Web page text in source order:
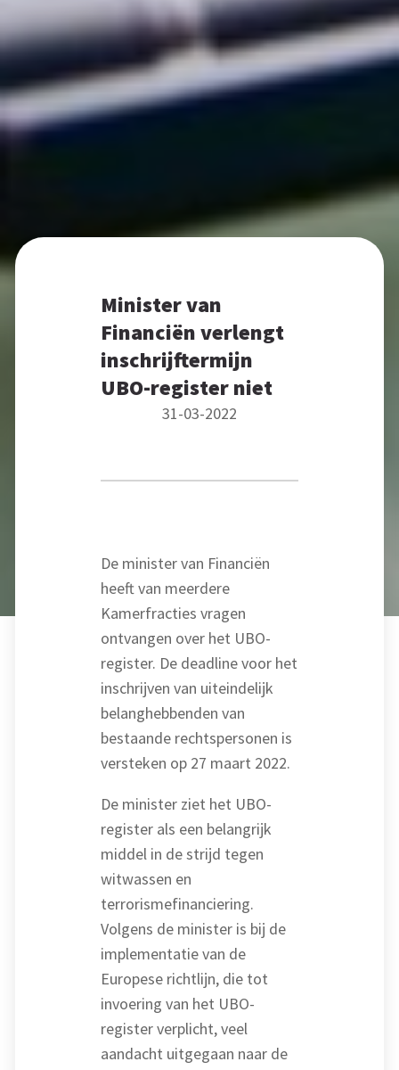
Minister van
Financiën verlengt
inschrijftermijn
UBO-register niet
31-03-2022
De minister van Financiën
heeft van meerdere
Kamerfracties vragen
ontvangen over het UBO-
register. De deadline voor het
inschrijven van uiteindelijk
belanghebbenden van
bestaande rechtspersonen is
versteken op 27 maart 2022.
De minister ziet het UBO-
register als een belangrijk
middel in de strijd tegen
witwassen en
terrorismefinanciering.
Volgens de minister is bij de
implementatie van de
Europese richtlijn, die tot
invoering van het UBO-
register verplicht, veel
aandacht uitgegaan naar de